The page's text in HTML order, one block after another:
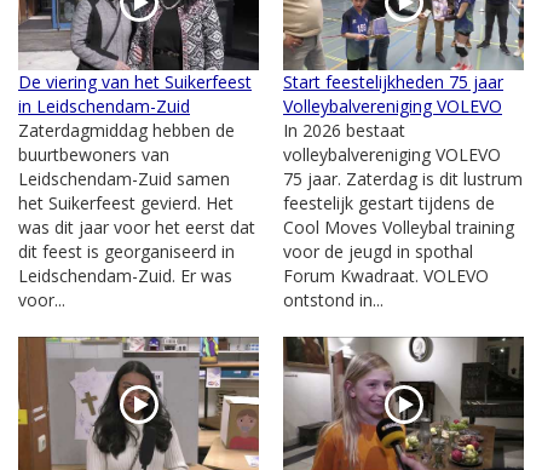
De viering van het Suikerfeest
in Leidschendam-Zuid
Zaterdagmiddag hebben de
buurtbewoners van
Leidschendam-Zuid samen
het Suikerfeest gevierd. Het
was dit jaar voor het eerst dat
dit feest is georganiseerd in
Leidschendam-Zuid. Er was
voor...
Start feestelijkheden 75 jaar
Volleybalvereniging VOLEVO
In 2026 bestaat
volleybalvereniging VOLEVO
75 jaar. Zaterdag is dit lustrum
feestelijk gestart tijdens de
Cool Moves Volleybal training
voor de jeugd in spothal
Forum Kwadraat. VOLEVO
ontstond in...